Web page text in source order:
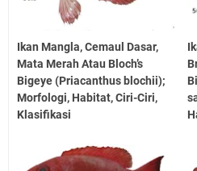
Ikan Mangla, Cemaul Dasar,
Mata Merah Atau Bloch’s
Bigeye (Priacanthus blochii);
Morfologi, Habitat, Ciri-Ciri,
Klasifikasi